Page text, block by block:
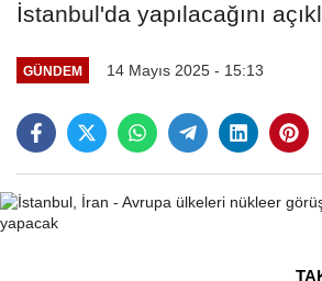
İstanbul'da yapılacağını
GÜNDEM 14 Mayıs 2025 - 15:13